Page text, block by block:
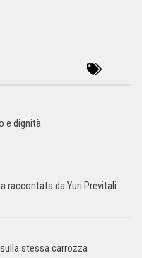
e dignità
raccontata da Yuri Previtali
stessa carrozza